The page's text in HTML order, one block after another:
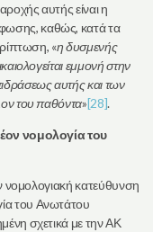
αυτής είναι η
καθώς, κατά τα
«η δυσμενής
εμμονή στην
αυτής και των
του παθόντα»[28].
νομολογία του
νομολογιακή κατεύθυνση
του Ανωτάτου
σχετικά με την ΑΚ